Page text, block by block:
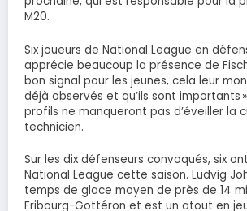
M20.
Six joueurs de National League en
apprécie beaucoup la présence de
bon signal pour les jeunes, cela leur
déjà observés et qu’ils sont importants
profils ne manqueront pas d’éveiller la
technicien.
Sur les dix défenseurs convoqués, six
National League cette saison. Ludvig
temps de glace moyen de près de 14
Fribourg-Gottéron et est un atout en